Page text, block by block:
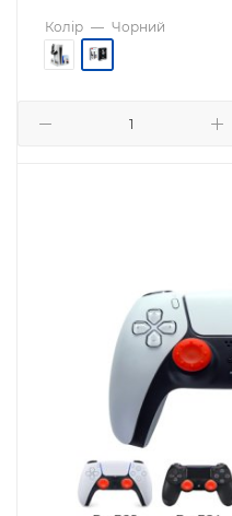
Колір — Чорний